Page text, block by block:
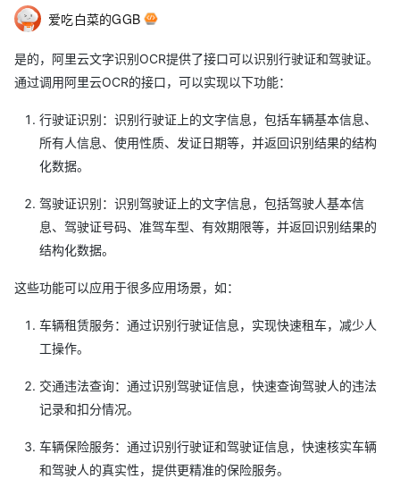
爱吃白菜的GGB
是的，阿里云文字识别OCR提供了接口可以识别行驶证和驾驶证。
通过调用阿里云OCR的接口，可以实现以下功能：
行驶证识别：识别行驶证上的文字信息，包括车辆基本信息、
所有人信息、使用性质、发证日期等，并返回识别结果的结构
化数据。
驾驶证识别：识别驾驶证上的文字信息，包括驾驶人基本信
息、驾驶证号码、准驾车型、有效期限等，并返回识别结果的
结构化数据。
这些功能可以应用于很多应用场景，如：
车辆租赁服务：通过识别行驶证信息，实现快速租车，减少人
工操作。
交通违法查询：通过识别驾驶证信息，快速查询驾驶人的违法
记录和扣分情况。
车辆保险服务：通过识别行驶证和驾驶证信息，快速核实车辆
和驾驶人的真实性，提供更精准的保险服务。